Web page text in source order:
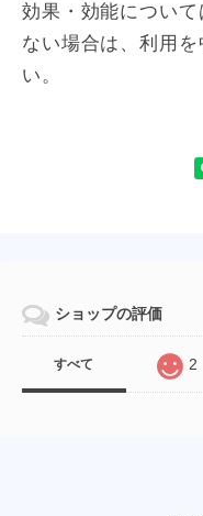
効果・効能につい
ない場合は、利用
い。
ショップの評価
すべて 2